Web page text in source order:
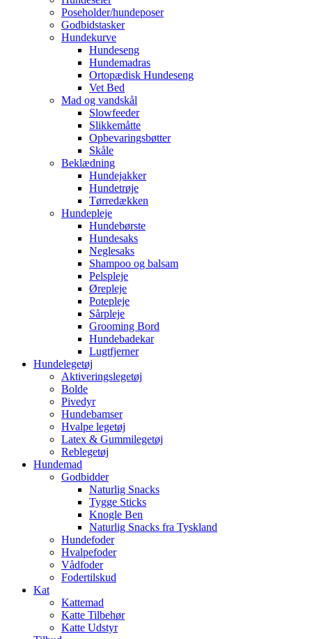
Poseholder/hundeposer
Godbidstasker
Hundekurve
Hundeseng
Hundemadras
Ortopædisk Hundeseng
Vet Bed
Mad og vandskål
Slowfeeder
Slikkemåtte
Opbevaringsbøtter
Skåle
Beklædning
Hundejakker
Hundetrøje
Tørredækken
Hundepleje
Hundebørste
Hundesaks
Neglesaks
Shampoo og balsam
Pelspleje
Ørepleje
Potepleje
Sårpleje
Grooming Bord
Hundebadekar
Lugtfjerner
Hundelegetøj
Aktiveringslegetøj
Bolde
Pivedyr
Hundebamser
Hvalpe legetøj
Latex & Gummilegetøj
Reblegetøj
Hundemad
Godbidder
Naturlig Snacks
Tygge Sticks
Knogle Ben
Naturlig Snacks fra Tyskland
Hundefoder
Hvalpefoder
Vådfoder
Fodertilskud
Kat
Kattemad
Katte Tilbehør
Katte Udstyr